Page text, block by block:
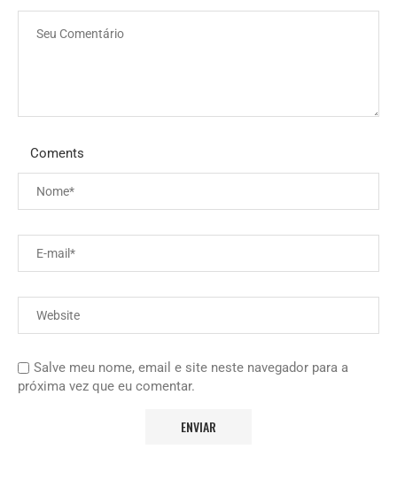
Coments
Salve meu nome, email e site neste navegador para a
próxima vez que eu comentar.